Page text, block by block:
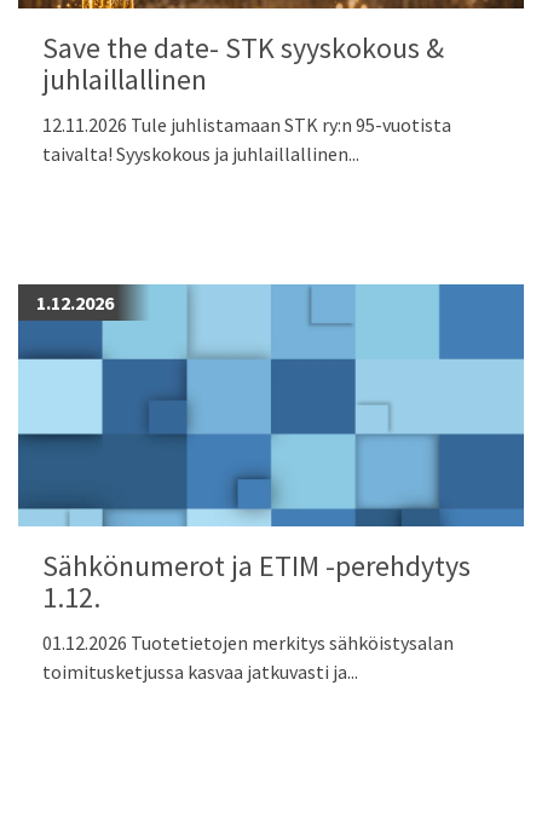
Save the date- STK syyskokous &
juhlaillallinen
12.11.2026 Tule juhlistamaan STK ry:n 95-vuotista
taivalta! Syyskokous ja juhlaillallinen...
1.12.2026
Sähkönumerot ja ETIM -perehdytys
1.12.
01.12.2026 Tuotetietojen merkitys sähköistysalan
toimitusketjussa kasvaa jatkuvasti ja...